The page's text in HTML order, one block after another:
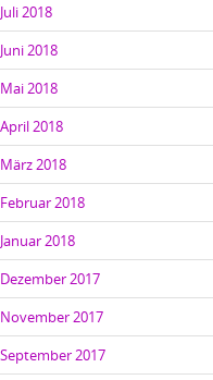
Juli 2018
Juni 2018
Mai 2018
April 2018
März 2018
Februar 2018
Januar 2018
Dezember 2017
November 2017
September 2017